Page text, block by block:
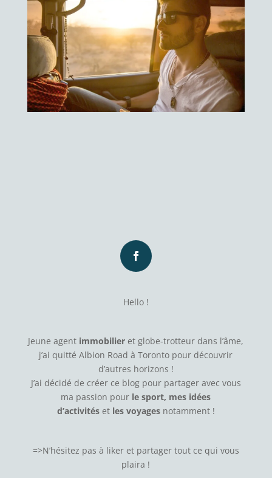
Hello !
Jeune agent immobilier et globe-trotteur dans l’âme,
j’ai quitté Albion Road à Toronto pour découvrir
d’autres horizons !
J’ai décidé de créer ce blog pour partager avec vous
ma passion pour le sport, mes idées
d’activitéset les voyagesnotamment !
=>N’hésitez pas à likeret partager tout ce qui vous
plaira !